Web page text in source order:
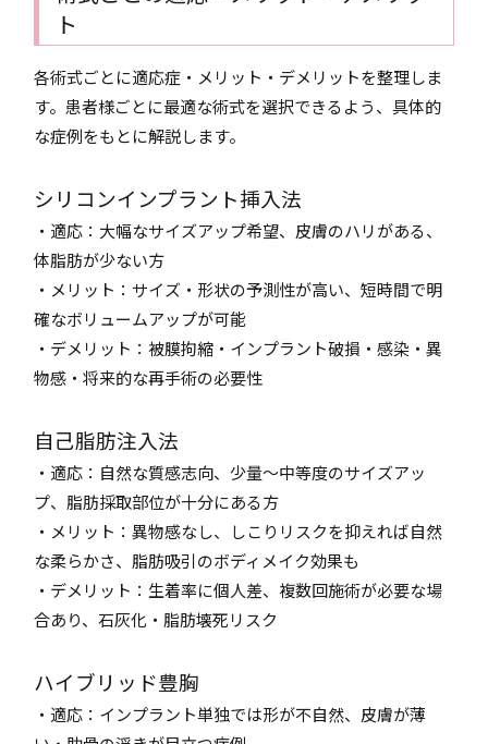
ト
各術式ごとに適応症・メリット・デメリットを整理しま
す。患者様ごとに最適な術式を選択できるよう、具体的
な症例をもとに解説します。
シリコンインプラント挿入法
・適応：大幅なサイズアップ希望、皮膚のハリがある、
体脂肪が少ない方
・メリット：サイズ・形状の予測性が高い、短時間で明
確なボリュームアップが可能
・デメリット：被膜拘縮・インプラント破損・感染・異
物感・将来的な再手術の必要性
自己脂肪注入法
・適応：自然な質感志向、少量〜中等度のサイズアッ
プ、脂肪採取部位が十分にある方
・メリット：異物感なし、しこりリスクを抑えれば自然
な柔らかさ、脂肪吸引のボディメイク効果も
・デメリット：生着率に個人差、複数回施術が必要な場
合あり、石灰化・脂肪壊死リスク
ハイブリッド豊胸
・適応：インプラント単独では形が不自然、皮膚が薄